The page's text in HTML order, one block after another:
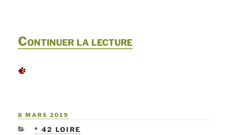
Continuer la lecturede
PUBLIÉ
8 MARS 2019
CATÉGORIES
* 42 LOIRE